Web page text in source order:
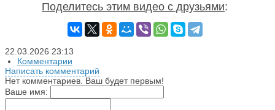
Поделитесь этим видео с друзьями:
22.03.2026 23:13
Комментарии
Написать комментарий
Нет комментариев. Ваш будет первым!
Ваше имя: